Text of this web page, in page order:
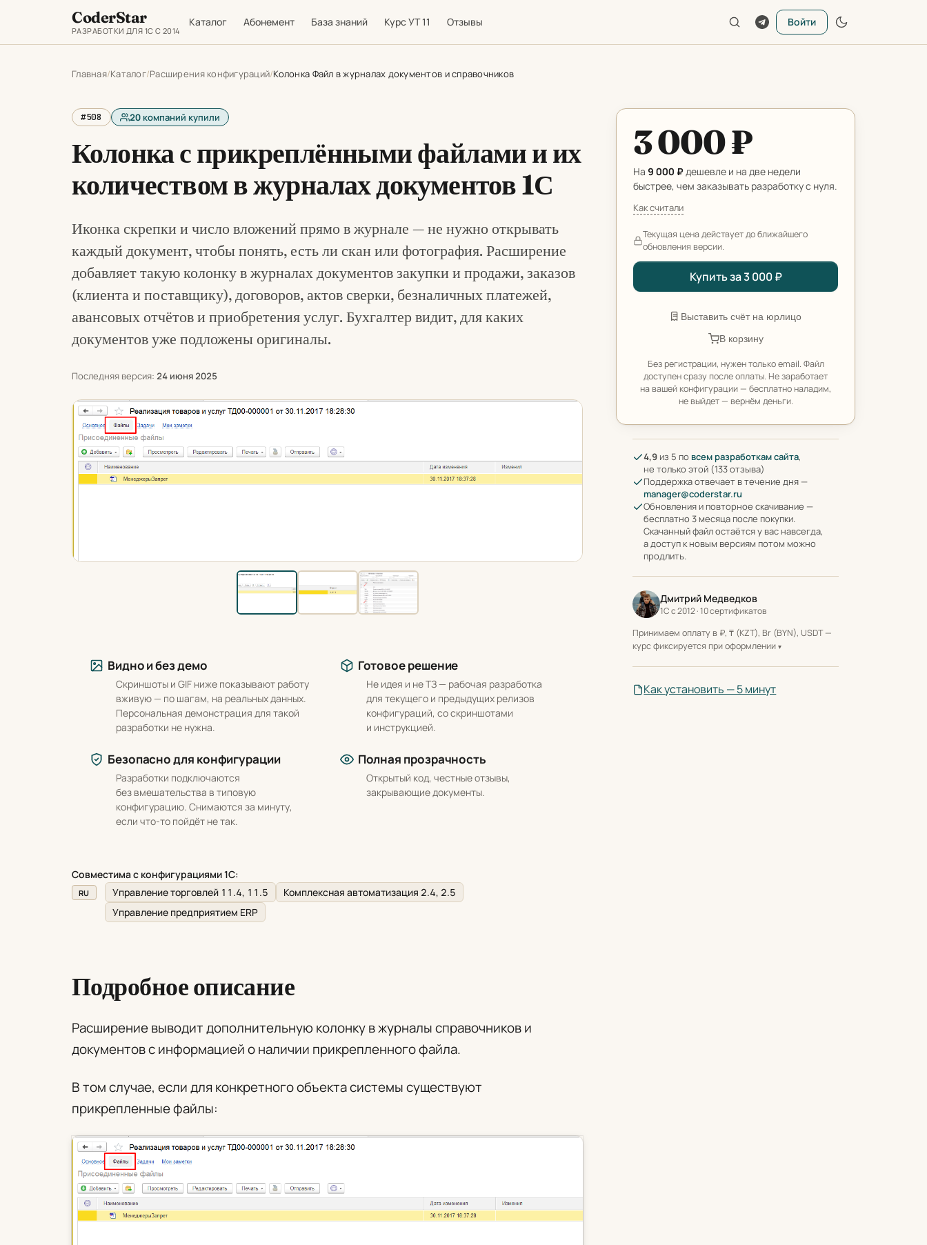
CoderStar
РАЗРАБОТКИ ДЛЯ 1С С 2014
Каталог Абонемент База знаний Курс УТ 11 Отзывы Войти
Главная Каталог Расширения конфигураций Колонка Файл в журналах документов и справочников
#508 20компаний купили
Колонка с прикреплёнными файлами и их
количеством в журналах документов 1С
Иконка скрепки и число вложений прямо в журнале — не нужно открывать
каждый документ, чтобы понять, есть ли скан или фотография. Расширение
добавляет такую колонку в журналах документов закупки и продажи, заказов
(клиента и поставщику), договоров, актов сверки, безналичных платежей,
авансовых отчётов и приобретения услуг. Бухгалтер видит, для каких
документов уже подложены оригиналы.
Последняя версия: 24 июня 2025
Что вы получаете
Видно и без демо
Скриншоты и GIF ниже показывают работу
вживую — по шагам, на реальных данных.
Персональная демонстрация для такой
разработки не нужна.
Готовое решение
Не идея и не ТЗ — рабочая разработка
для текущего и предыдущих релизов
конфигураций, со скриншотами
и инструкцией.
Безопасно для конфигурации
Разработки подключаются
без вмешательства в типовую
конфигурацию. Снимаются за минуту,
если что-то пойдёт не так.
Полная прозрачность
Открытый код, честные отзывы,
закрывающие документы.
Совместима с конфигурациями 1С:
RU Управление торговлей 11.4, 11.5
Комплексная автоматизация 2.4, 2.5
Управление предприятием ERP
Подробное описание
Расширение выводит дополнительную колонку в журналы справочников и
документов с информацией о наличии прикрепленного файла.
В том случае, если для конкретного объекта системы существуют
прикрепленные файлы:
3 000 ₽
На 9 000 ₽дешевле и на две недели
быстрее, чем заказывать разработку с нуля.
Как считали
Текущая цена действует до ближайшего
обновления версии.
Купить за 3 000 ₽
Выставить счёт на юрлицо
В корзину
Без регистрации, нужен только email. Файл
доступен сразу после оплаты. Не заработает
на вашей конфигурации — бесплатно наладим,
не выйдет — вернём деньги.
4,9 из 5 по всем разработкам сайта,
не только этой (133 отзыва)
Поддержка отвечает в течение дня —
manager@coderstar.ru
Обновления и повторное скачивание —
бесплатно 3 месяца после покупки.
Скачанный файл остаётся у вас навсегда,
а доступ к новым версиям потом можно
продлить.
Дмитрий Медведков
1С с 2012 · 10 сертификатов
Принимаем оплату в ₽, ₸ (KZT), Br (BYN), USDT —
курс фиксируется при оформлении
Как установить — 5 минут